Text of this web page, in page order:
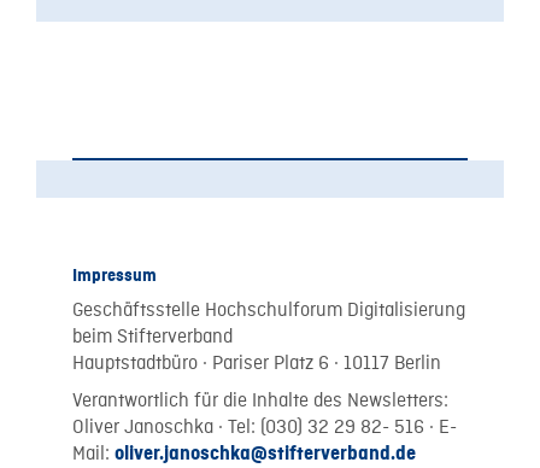
Impressum
Geschäftsstelle Hochschulforum Digitalisierung
beim Stifterverband
Hauptstadtbüro · Pariser Platz 6 · 10117 Berlin
Verantwortlich für die Inhalte des Newsletters:
Oliver Janoschka · Tel: (030) 32 29 82- 516 · E-
Mail: oliver.janoschka@stifterverband.de